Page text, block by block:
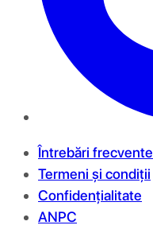
Întrebări frecvente
Termeni și condiții
Confidențialitate
ANPC